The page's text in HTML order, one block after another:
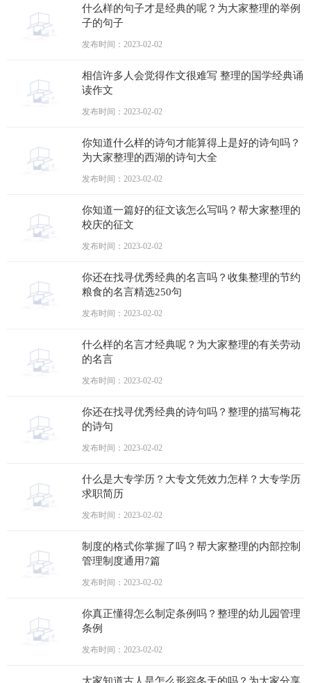
什么样的句子才是经典的呢？为大家整理的举例
子的句子
发布时间：2023-02-02
相信许多人会觉得作文很难写 整理的国学经典诵
读作文
发布时间：2023-02-02
你知道什么样的诗句才能算得上是好的诗句吗？
为大家整理的西湖的诗句大全
发布时间：2023-02-02
你知道一篇好的征文该怎么写吗？帮大家整理的
校庆的征文
发布时间：2023-02-02
你还在找寻优秀经典的名言吗？收集整理的节约
粮食的名言精选250句
发布时间：2023-02-02
什么样的名言才经典呢？为大家整理的有关劳动
的名言
发布时间：2023-02-02
你还在找寻优秀经典的诗句吗？整理的描写梅花
的诗句
发布时间：2023-02-02
什么是大专学历？大专文凭效力怎样？大专学历
求职简历
发布时间：2023-02-02
制度的格式你掌握了吗？帮大家整理的内部控制
管理制度通用7篇
发布时间：2023-02-02
你真正懂得怎么制定条例吗？整理的幼儿园管理
条例
发布时间：2023-02-02
大家知道古人是怎么形容冬天的吗？为大家分享